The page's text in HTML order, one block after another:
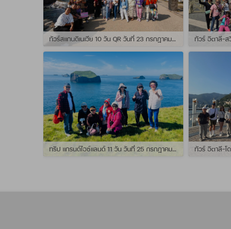
ทัวร์สแกนดิเนเวีย 10 วัน QR วันที่ 23 กรกฏาคม - 01 สิงหาคม 2569 เดินทางกับไกด์พี่จุ้ย และ พี่กั้ง
ทริป แกรนด์ไอซ์แลนด์ 11 วัน วันที่ 25 กรกฏาคม - 04 สิงหาคม 2569 เดินทางกับไกด์พี่เปิ้ล